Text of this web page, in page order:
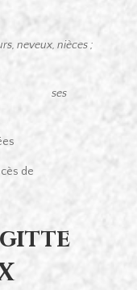
neveux, nièces ;
ses
de